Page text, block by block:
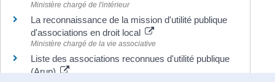
Ministère chargé de l'intérieur
La reconnaissance de la mission d'utilité publique
d'associations en droit local
Ministère chargé de la vie associative
Liste des associations reconnues d'utilité publique
(Arup)